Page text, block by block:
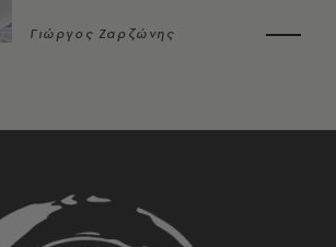
Γιώργος Ζαρζώνης